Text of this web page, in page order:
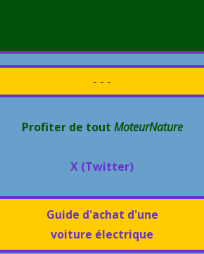
- - -
Profiter de tout MoteurNature
X (Twitter)
Guide d'achat d'une
voiture électrique